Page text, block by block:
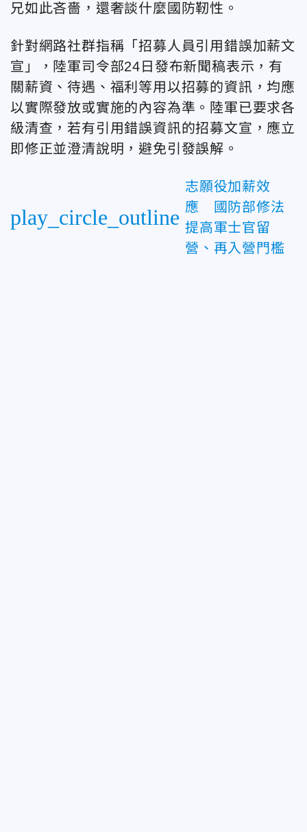
兄如此吝嗇，還奢談什麼國防靭性。
針對網路社群指稱「招募人員引用錯誤加薪文
宣」，陸軍司令部24日發布新聞稿表示，有
關薪資、待遇、福利等用以招募的資訊，均應
以實際發放或實施的內容為準。陸軍已要求各
級清查，若有引用錯誤資訊的招募文宣，應立
即修正並澄清說明，避免引發誤解。
play_circle_outline
志願役加薪效
應 國防部修法
提高軍士官留
營、再入營門檻